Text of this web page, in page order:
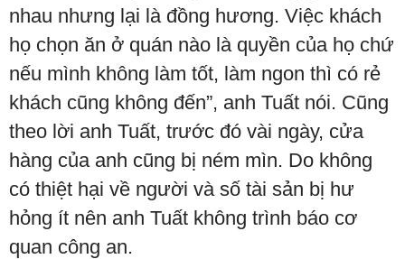
nhau nhưng lại là đồng hương. Việc khách
họ chọn ăn ở quán nào là quyền của họ chứ
nếu mình không làm tốt, làm ngon thì có rẻ
khách cũng không đến”, anh Tuất nói. Cũng
theo lời anh Tuất, trước đó vài ngày, cửa
hàng của anh cũng bị ném mìn. Do không
có thiệt hại về người và số tài sản bị hư
hỏng ít nên anh Tuất không trình báo cơ
quan công an.